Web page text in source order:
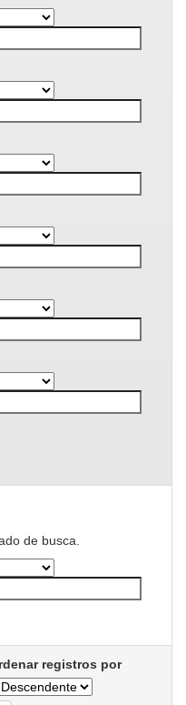
de busca.
registros por